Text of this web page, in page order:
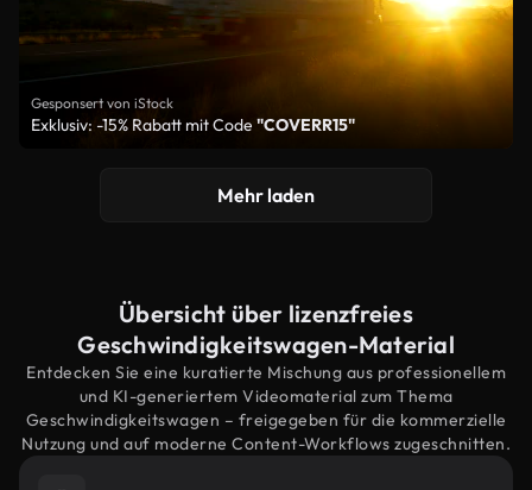
Gesponsert von iStock
Exklusiv: -15% Rabatt mit Code "COVERR15"
Mehr laden
Übersicht über lizenzfreies
Geschwindigkeitswagen-Material
Entdecken Sie eine kuratierte Mischung aus professionellem
und KI-generiertem Videomaterial zum Thema
Geschwindigkeitswagen – freigegeben für die kommerzielle
Nutzung und auf moderne Content-Workflows zugeschnitten.